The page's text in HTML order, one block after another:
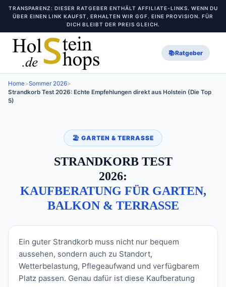
TRANSPARENZ: DIESER RATGEBER ENTHÄLT AFFILIATE-LINKS. WENN DU
ÜBER EINEN LINK KAUFST, ERHALTEN WIR GGF. EINE PROVISION. FÜR
DICH BLEIBT DER PREIS GLEICH.
📚Ratgeber
Home>Sommer 2026>
Strandkorb Test 2026: Echte Empfehlungen direkt aus Holstein (Die Top
5)
🏖️ GARTEN & TERRASSE
STRANDKORB TEST
2026:
KAUFBERATUNG FÜR GARTEN,
BALKON & TERRASSE
Ein guter Strandkorb muss nicht nur bequem
aussehen, sondern auch zu Standort,
Wetterbelastung, Pflegeaufwand und verfügbarem
Platz passen. Genau dafür ist diese Kaufberatung